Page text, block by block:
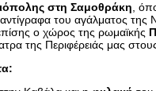
στη Σαμοθράκη ,
του αγάλματος
ο χώρος της ρωμαϊκής
της Περιφέρειάς μας